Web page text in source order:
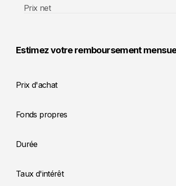
Prix net
Estimez votre remboursement
Prix d'achat
Fonds propres
Durée
Taux d'intérêt